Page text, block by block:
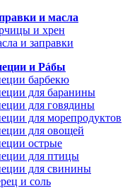
и масла
и хрен
и заправки
и Рáбы
барбекю
для баранины
для говядины
для морепродуктов
для овощей
острые
для птицы
для свинины
и соль